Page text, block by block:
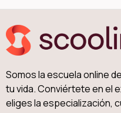
Somos la escuela online
tu vida. Conviértete en el
eliges la especialización,